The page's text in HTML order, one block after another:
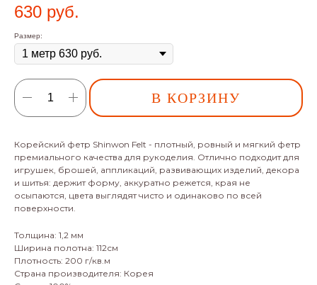
630 руб.
Размер:
В КОРЗИНУ
Корейский фетр Shinwon Felt - плотный, ровный и мягкий фетр
премиального качества для рукоделия. Отлично подходит для
игрушек, брошей, аппликаций, развивающих изделий, декора
и шитья: держит форму, аккуратно режется, края не
осыпаются, цвета выглядят чисто и одинаково по всей
поверхности.
Толщина: 1,2 мм
Ширина полотна: 112см
Плотность: 200 г/кв.м
Страна производителя: Корея